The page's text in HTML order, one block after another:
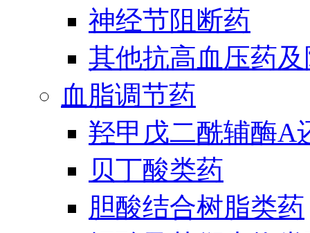
神经节阻断药
其他抗高血压药
血脂调节药
羟甲戊二酰辅酶A
贝丁酸类药
胆酸结合树脂类药